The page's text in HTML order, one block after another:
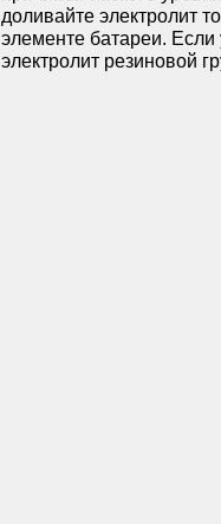
доливайте электролит
элементе батареи.
электролит резиновой